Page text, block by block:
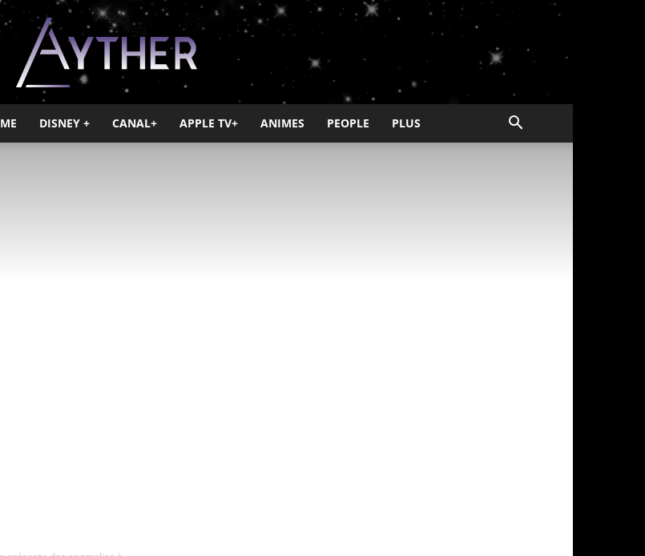
Ayther
DISNEY + CANAL+ APPLE TV+ ANIMES PEOPLE PLUS